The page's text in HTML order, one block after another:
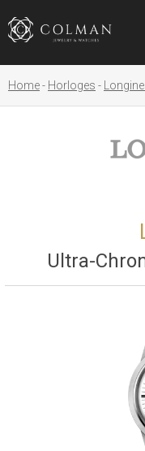
Home Horloges
Ultra-